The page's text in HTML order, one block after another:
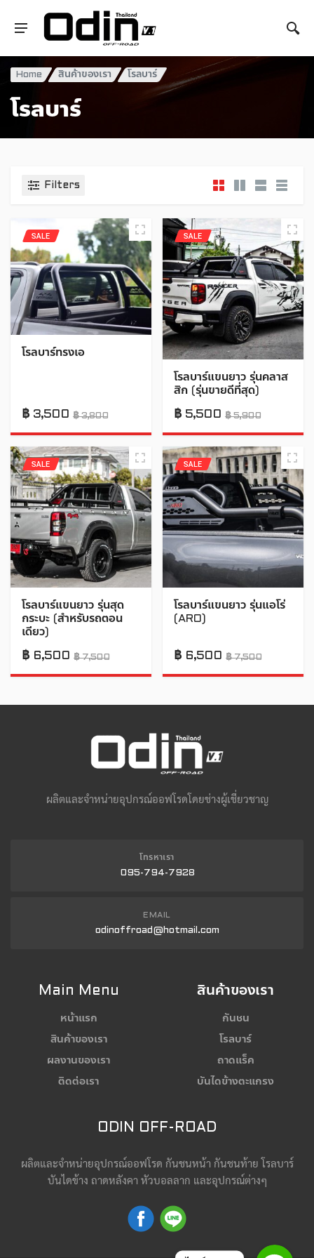
Home สินค้าของเรา โรลบาร์
โรลบาร์
Filters
SALE
โรลบาร์ทรงเอ
฿ 3,500 ฿3,800
SALE
โรลบาร์แขนยาว รุ่นคลาส
สิก (รุ่นขายดีที่สุด)
฿ 5,500 ฿5,900
SALE
โรลบาร์แขนยาว รุ่นสุด
กระบะ (สำหรับรถตอน
เดียว)
฿ 6,500 ฿7,500
SALE
โรลบาร์แขนยาว รุ่นแอโร่
(ARO)
฿ 6,500 ฿7,500
ผลิตและจำหน่ายอุปกรณ์ออฟโรดโดยช่างผู้เชี่ยวชาญ
โทรหาเรา
095-794-7928
EMAIL
odinoffroad@hotmail.com
Main Menu
หน้าแรก
สินค้าของเรา
ผลงานของเรา
ติดต่อเรา
สินค้าของเรา
กันชน
โรลบาร์
ถาดแร็ค
บันไดข้างตะแกรง
ODIN OFF-ROAD
ผลิตและจำหน่ายอุปกรณ์ออฟโรด กันชนหน้า กันชนท้าย โรลบาร์
บันไดข้าง ถาดหลังคา หัวบอลลาก และอุปกรณ์ต่างๆ